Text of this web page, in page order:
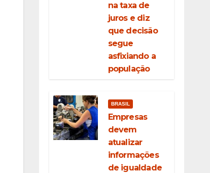
na taxa de
juros e diz
que decisão
segue
asfixiando a
população
BRASIL
Empresas
devem
atualizar
informações
de igualdade